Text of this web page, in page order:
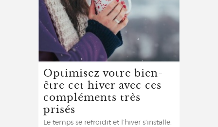
Optimisez votre bien-
être cet hiver avec ces
compléments très
prisés
Le temps se refroidit et l’hiver s’installe.